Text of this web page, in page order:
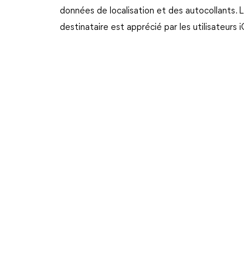
données de localisation et des
destinataire est apprécié par les utilisateurs